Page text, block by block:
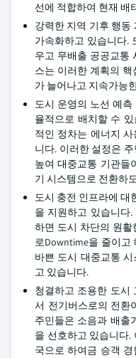
선에 적합하여 현재 배
강력한 지역 기후 행동
가속화하고 있습니다.
우고 무배출 공공교통
스는 이러한 계획의
가 늘어나고 지속가능
도시 운영의 노선 예
율적으로 배치할 수
적인 정차는 에너지
니다. 이러한 설정은
높여 대중교통 기관들
기 시스템으로 전환하
도시 충전 인프라에 대
을 지원하고 있습니다
하면 도시 차단의 원
로Downtime을 줄이고
바쁜 도시 대중교통
고 있습니다.
청결하고 조용한 도시
서 전기버스로의 전환
주민들은 소음과 배출
을 선호하고 있습니다.
국으로 하여금 승객